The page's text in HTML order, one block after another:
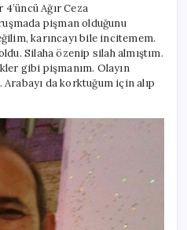
Ağır Ceza
pişman olduğunu
karıncayı bile incitemem.
Silaha özenip silah almıştım.
gibi pişmanım. Olayın
da korktuğum için alıp